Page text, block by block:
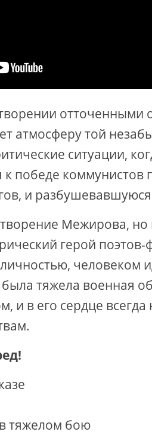
отточенными
атмосферу той
ситуации,
победе коммунистов
и
Межирова, но
герой
человеком
тяжела военная
и в его сердце
тяжелом бою